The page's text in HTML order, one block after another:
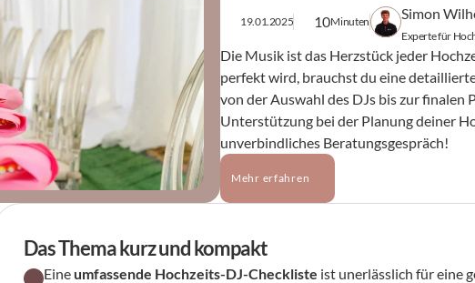
19.01.2025 10Minuten Simon
Experte für
Die Musik ist das Herzstück jeder
perfekt wird, brauchst du eine
von der Auswahl des DJs bis zur
Unterstützung bei der Planung deiner
unverbindliches Beratungsgespräch!
Mehr erfahren
Das Thema kurz und kompakt
Eine umfassende Hochzeits-DJ-Checkliste ist unerlässlich für eine